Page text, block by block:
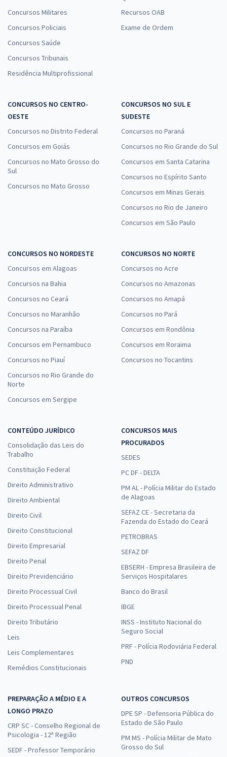
Concursos Militares
Concursos Policiais
Concursos Saúde
Concursos Tribunais
Residência Multiprofissional
Recursos OAB
Exame de Ordem
CONCURSOS NO CENTRO-
OESTE
Concursos no Distrito Federal
Concursos em Goiás
Concursos no Mato Grosso do
Sul
Concursos no Mato Grosso
CONCURSOS NO SUL E
SUDESTE
Concursos no Paraná
Concursos no Rio Grande do Sul
Concursos em Santa Catarina
Concursos no Espírito Santo
Concursos em Minas Gerais
Concursos no Rio de Janeiro
Concursos em São Paulo
CONCURSOS NO NORDESTE
Concursos em Alagoas
Concursos na Bahia
Concursos no Ceará
Concursos no Maranhão
Concursos na Paraíba
Concursos em Pernambuco
Concursos no Piauí
Concursos no Rio Grande do
Norte
Concursos em Sergipe
CONCURSOS NO NORTE
Concursos no Acre
Concursos no Amazonas
Concursos no Amapá
Concursos no Pará
Concursos em Rondônia
Concursos em Roraima
Concursos no Tocantins
CONTEÚDO JURÍDICO
Consolidação das Leis do
Trabalho
Constituição Federal
Direito Administrativo
Direito Ambiental
Direito Civil
Direito Constitucional
Direito Empresarial
Direito Penal
Direito Previdenciário
Direito Processual Civil
Direito Processual Penal
Direito Tributário
Leis
Leis Complementares
Remédios Constitucionais
CONCURSOS MAIS
PROCURADOS
SEDES
PC DF - DELTA
PM AL - Polícia Militar do Estado
de Alagoas
SEFAZ CE - Secretaria da
Fazenda do Estado do Ceará
PETROBRAS
SEFAZ DF
EBSERH - Empresa Brasileira de
Serviços Hospitalares
Banco do Brasil
IBGE
INSS - Instituto Nacional do
Seguro Social
PRF - Polícia Rodoviária Federal
PND
PREPARAÇÃO A MÉDIO E A
LONGO PRAZO
CRP SC - Conselho Regional de
Psicologia - 12ª Região
SEDF - Professor Temporário
OUTROS CONCURSOS
DPE SP - Defensoria Pública do
Estado de São Paulo
PM MS - Polícia Militar de Mato
Grosso do Sul